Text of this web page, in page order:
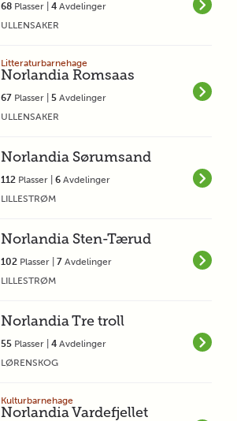
68 Plasser | 4 Avdelinger
ULLENSAKER
Litteraturbarnehage
Norlandia Romsaas
67 Plasser | 5 Avdelinger
ULLENSAKER
Norlandia Sørumsand
112 Plasser | 6 Avdelinger
LILLESTRØM
Norlandia Sten-Tærud
102 Plasser | 7 Avdelinger
LILLESTRØM
Norlandia Tre troll
55 Plasser | 4 Avdelinger
LØRENSKOG
Kulturbarnehage
Norlandia Vardefjellet